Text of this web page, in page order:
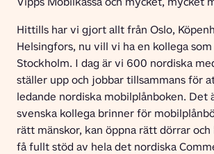
Hittills har vi gjort allt från Oslo,
Helsingfors, nu vill vi ha en kollega
Stockholm. I dag är vi 600 nordiska
ställer upp och jobbar tillsammans för
ledande nordiska mobilplånboken.
svenska kollega brinner för
rätt mänskor, kan öppna rätt dörrar
få fullt stöd av hela det nordiska